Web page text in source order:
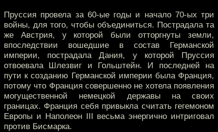
Пруссия провела за 60-ые годы и начало 70-ых три
войны, для того, чтобы объединиться. Пострадала та
же Австрия, у которой были отторгнуты земли,
впоследствии вошедшие в состав Германской
империи, пострадала Дания, у которой Пруссия
отвоевала Шлезвиг и Гольштейн. И последней на
пути к созданию Германской империи была Франция,
потому что Франция совершенно не хотела появления
могущественной немецкой державы на своих
границах. Франция себя привыкла считать гегемоном
Европы и Наполеон III весьма энергично интриговал
против Бисмарка.